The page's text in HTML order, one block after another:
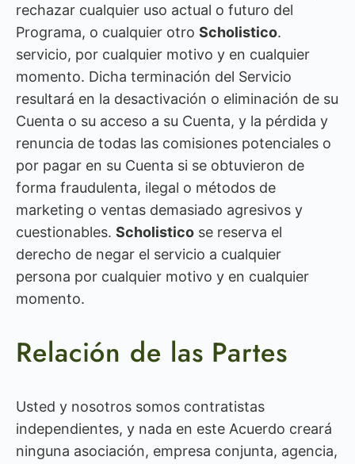
rechazar cualquier uso actual o futuro del
Programa, o cualquier otro Scholistico.
servicio, por cualquier motivo y en cualquier
momento. Dicha terminación del Servicio
resultará en la desactivación o eliminación de su
Cuenta o su acceso a su Cuenta, y la pérdida y
renuncia de todas las comisiones potenciales o
por pagar en su Cuenta si se obtuvieron de
forma fraudulenta, ilegal o métodos de
marketing o ventas demasiado agresivos y
cuestionables. Scholistico se reserva el
derecho de negar el servicio a cualquier
persona por cualquier motivo y en cualquier
momento.
Relación de las Partes
Usted y nosotros somos contratistas
independientes, y nada en este Acuerdo creará
ninguna asociación, empresa conjunta, agencia,